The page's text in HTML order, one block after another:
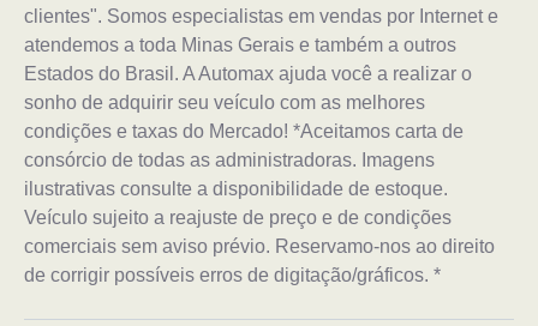
clientes". Somos especialistas em vendas por Internet e
atendemos a toda Minas Gerais e também a outros
Estados do Brasil. A Automax ajuda você a realizar o
sonho de adquirir seu veículo com as melhores
condições e taxas do Mercado! *Aceitamos carta de
consórcio de todas as administradoras. Imagens
ilustrativas consulte a disponibilidade de estoque.
Veículo sujeito a reajuste de preço e de condições
comerciais sem aviso prévio. Reservamo-nos ao direito
de corrigir possíveis erros de digitação/gráficos. *